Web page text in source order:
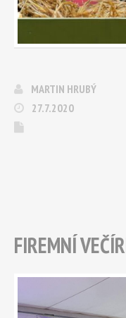
MARTIN HRUBÝ
27.7.2020
FIREMNÍ